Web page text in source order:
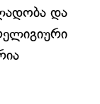
და